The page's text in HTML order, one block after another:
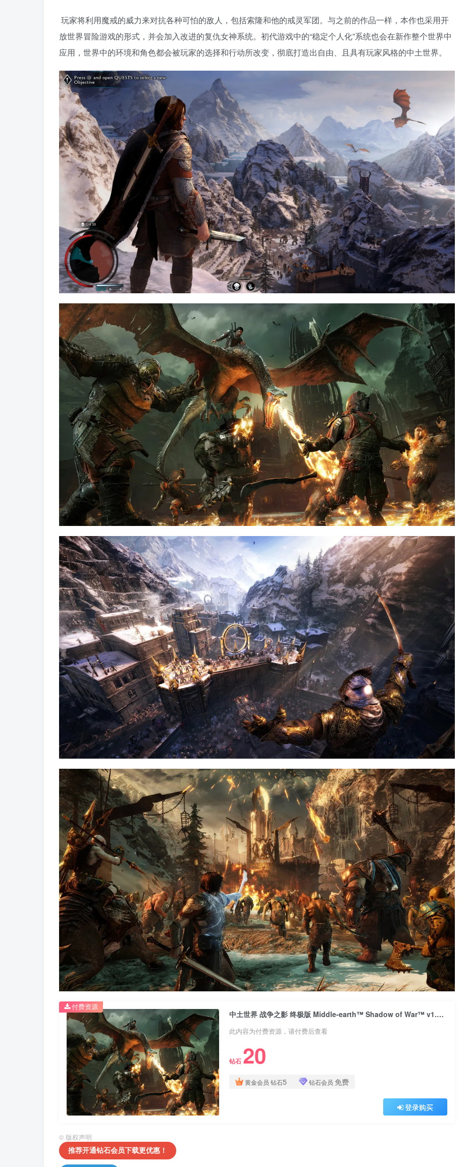
玩家将利用魔戒的威力来对抗各种可怕的敌人，包括索隆和他的戒灵军团。与之前的作品一样，本作也采用开
放世界冒险游戏的形式，并会加入改进的复仇女神系统。初代游戏中的“稳定个人化”系统也会在新作整个世界中
应用，世界中的环境和角色都会被玩家的选择和行动所改变，彻底打造出自由、且具有玩家风格的中土世界。
中土世界 战争之影 终极版 Middle-earth™ Shadow of War™ v1.21终极版 集成全DLC 集成高清材质包 官方中文
此内容为付费资源，请付费后查看
钻石 20
黄金会员 钻石5 钻石会员 免费
登录购买
付费资源
© 版权声明
推荐开通钻石会员下载更优惠！